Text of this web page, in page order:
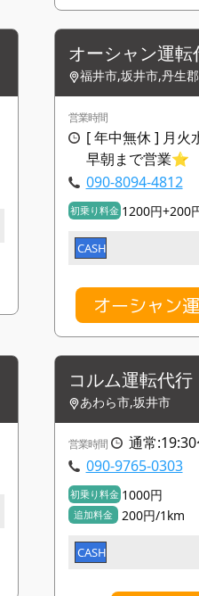
オーシャン運転
福井市,坂井市,丹生
営業時間
[ 年中無休 ] 月
早朝まで営業⭐️
090-8094-4812
初乗り料金 1200円+200
CASH
オーシャン
コルム運転代行
あわら市,坂井市
営業時間
通常
090-9765-0303
初乗り料金 1000円
追加料金 200円/1km
CASH